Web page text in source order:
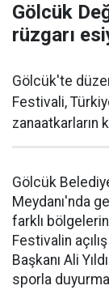
Gölcük
rüzgarı
Gölcük'te
Festivali,
zanaatkarların
Gölcük
Meydanı'nda
farklı
Festivalin
Başkanı Ali
sporla